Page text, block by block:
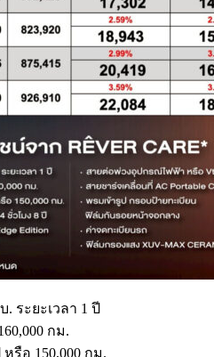
ระยะเวลา 1 ปี
กม.
รือ 150,000 กม.​